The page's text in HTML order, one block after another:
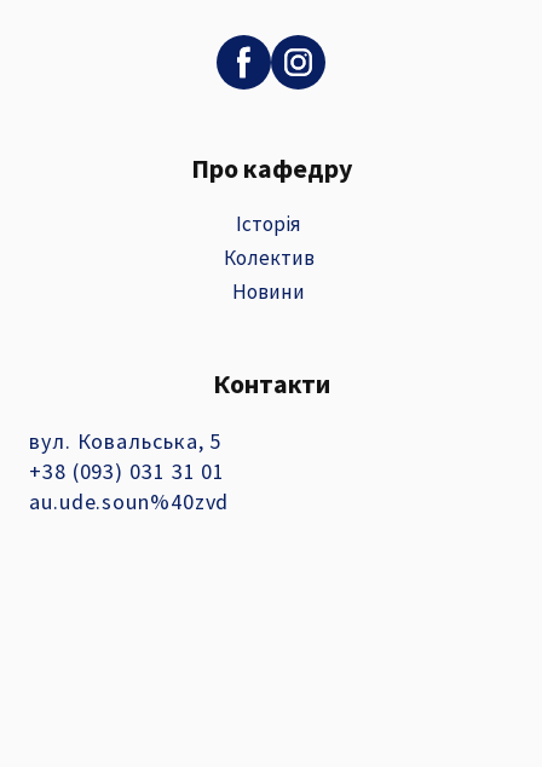
Про кафедру
Історія
Колектив
Новини
Контакти
вул. Ковальська, 5
+38 (093) 031 31 01
au.ude.soun%40zvd